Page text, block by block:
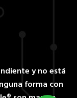
y no está
forma con